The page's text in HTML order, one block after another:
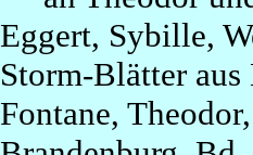
Eggert, Sybille,
Storm-Blätter
Fontane,